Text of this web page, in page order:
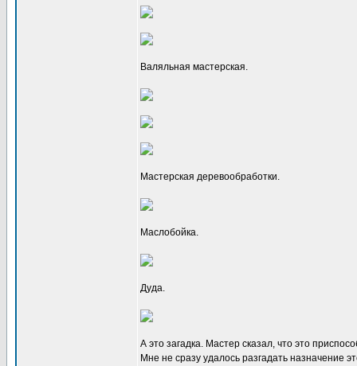
Валяльная мастерская.
Мастерская деревообработки.
Маслобойка.
Дуда.
А это загадка. Мастер сказал, что это
Мне не сразу удалось разгадать назначение